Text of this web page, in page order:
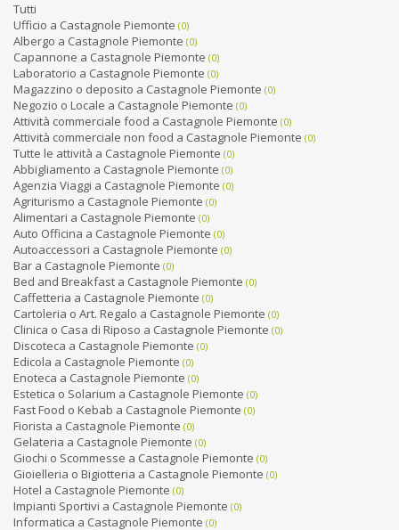
Tutti
Ufficio a Castagnole Piemonte (0)
Albergo a Castagnole Piemonte (0)
Capannone a Castagnole Piemonte (0)
Laboratorio a Castagnole Piemonte (0)
Magazzino o deposito a Castagnole Piemonte (0)
Negozio o Locale a Castagnole Piemonte (0)
Attività commerciale food a Castagnole Piemonte (0)
Attività commerciale non food a Castagnole Piemonte (0)
Tutte le attività a Castagnole Piemonte (0)
Abbigliamento a Castagnole Piemonte (0)
Agenzia Viaggi a Castagnole Piemonte (0)
Agriturismo a Castagnole Piemonte (0)
Alimentari a Castagnole Piemonte (0)
Auto Officina a Castagnole Piemonte (0)
Autoaccessori a Castagnole Piemonte (0)
Bar a Castagnole Piemonte (0)
Bed and Breakfast a Castagnole Piemonte (0)
Caffetteria a Castagnole Piemonte (0)
Cartoleria o Art. Regalo a Castagnole Piemonte (0)
Clinica o Casa di Riposo a Castagnole Piemonte (0)
Discoteca a Castagnole Piemonte (0)
Edicola a Castagnole Piemonte (0)
Enoteca a Castagnole Piemonte (0)
Estetica o Solarium a Castagnole Piemonte (0)
Fast Food o Kebab a Castagnole Piemonte (0)
Fiorista a Castagnole Piemonte (0)
Gelateria a Castagnole Piemonte (0)
Giochi o Scommesse a Castagnole Piemonte (0)
Gioielleria o Bigiotteria a Castagnole Piemonte (0)
Hotel a Castagnole Piemonte (0)
Impianti Sportivi a Castagnole Piemonte (0)
Informatica a Castagnole Piemonte (0)